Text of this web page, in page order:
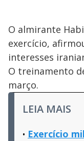
O almirante
exercício,
interesses
O treinamento
março.
LEIA MAIS
Exercício